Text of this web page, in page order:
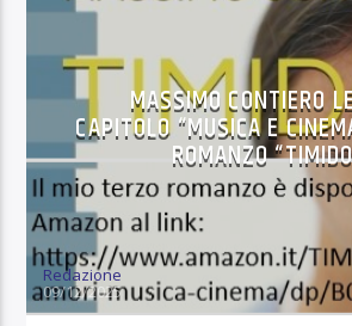
MASSIMO CONTIERO
CAPITOLO “MUSICA E
ROMANZO
Redazione
09/12/2025